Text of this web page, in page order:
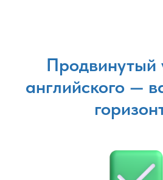
Продвинутый
английского —